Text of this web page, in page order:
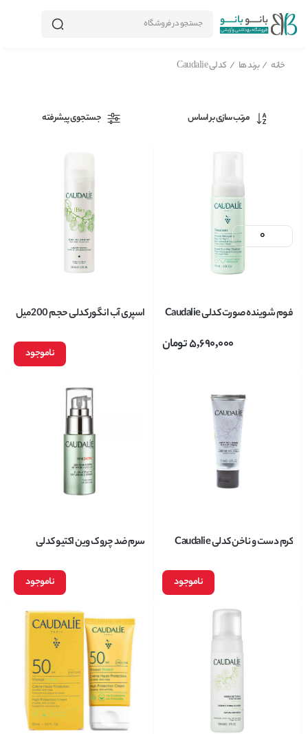
جستجو در فروشگاه
خانه / برند ها / کدلی Caudalie
مرتب سازی بر اساس جستجوی پیشرفته
فوم شوینده صورت کدلی Caudalie
5,690,000تومان
اسپری آب انگور کدلی حجم 200میل
ناموجود
کرم دست و ناخن کدلی Caudalie
ناموجود
سرم ضد چروک وین اکتیو کدلی
ناموجود